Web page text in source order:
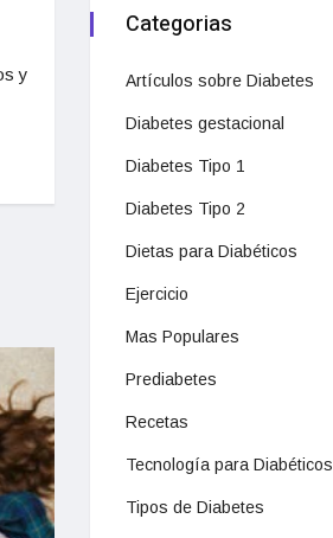
y
Categorias
Artículos sobre Diabetes
Diabetes gestacional
Diabetes Tipo 1
Diabetes Tipo 2
Dietas para Diabéticos
Ejercicio
Mas Populares
Prediabetes
Recetas
Tecnología para Diabéticos
Tipos de Diabetes